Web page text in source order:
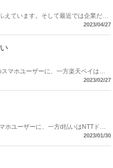
えています。そして最近では企業だけ
2023/04/27
マホユーザーに、一方楽天ペイは楽
りやすく解説します。「どちらのサー
2023/02/27
ホユーザーに、一方d払いはNTTドコ
すく解説します。「どちらのサービ
2023/01/30